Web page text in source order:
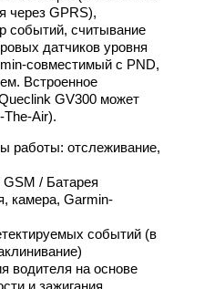
через GPRS),
событий, считывание
датчиков уровня
совместимый с PND,
Встроенное
GV300 может
Air).
работы: отслеживание,
/ Батарея
камера, Garmin-
событий (в
водителя на основе